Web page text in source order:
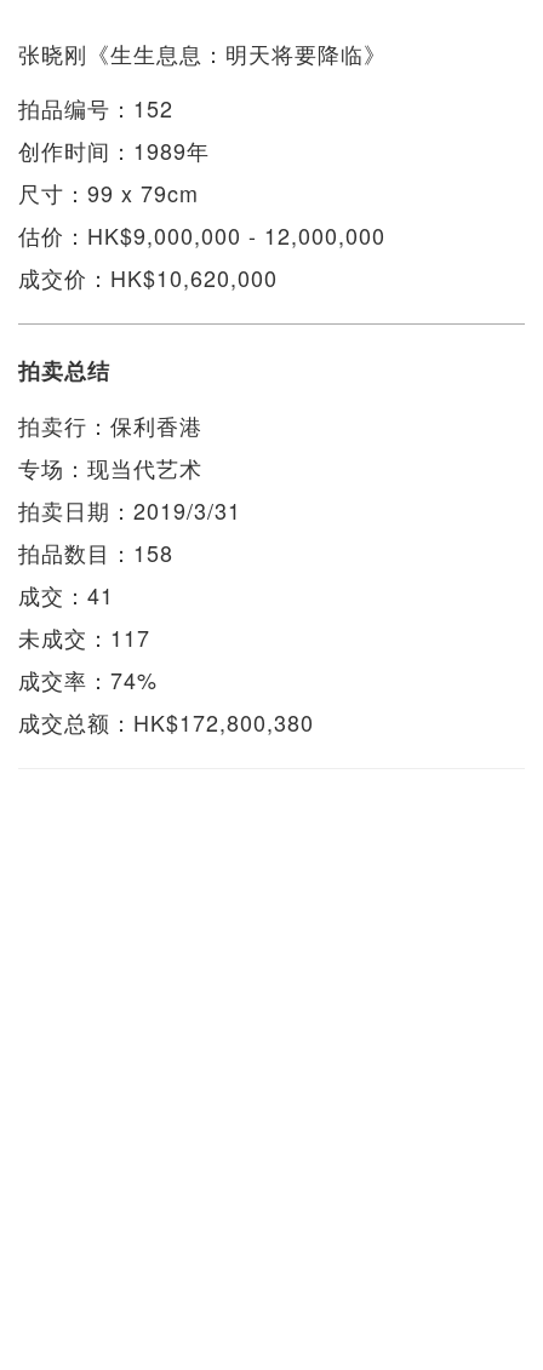
张晓刚《生生息息：明天将要降临》
拍品编号：152
创作时间：1989年
尺寸：99 x 79cm
估价：HK$9,000,000 - 12,000,000
成交价：HK$10,620,000
拍卖总结
拍卖行：保利香港
专场：现当代艺术
拍卖日期：2019/3/31
拍品数目：158
成交：41
未成交：117
成交率：74%
成交总额：HK$172,800,380